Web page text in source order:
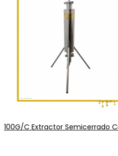
100G/C Extractor Semicerrado